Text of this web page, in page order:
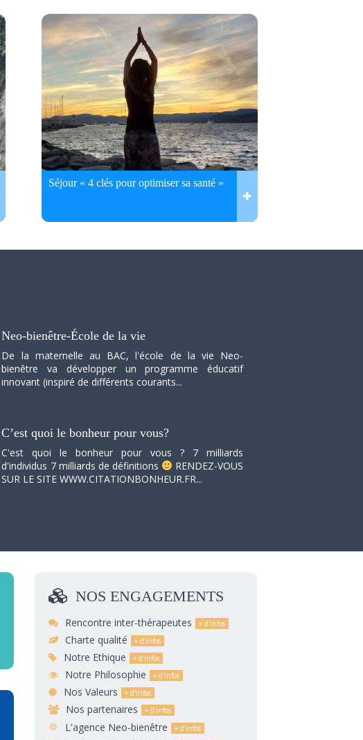
Séjour « 4 clés pour optimiser sa santé »
Neo-bienêtre-École de la vie
De la maternelle au BAC, l'école de la vie Neo-
bienêtre va développer un programme éducatif
innovant (inspiré de différents courants...
C’est quoi le bonheur pour vous?
C'est quoi le bonheur pour vous ? 7 milliards
d'individus 7 milliards de définitions
RENDEZ-VOUS
SUR LE SITE WWW.CITATIONBONHEUR.FR...
NOS ENGAGEMENTS
Rencontre inter-thérapeutes
Charte qualité
Notre Ethique
Notre Philosophie
Nos Valeurs
Nos partenaires
L'agence Neo-bienêtre